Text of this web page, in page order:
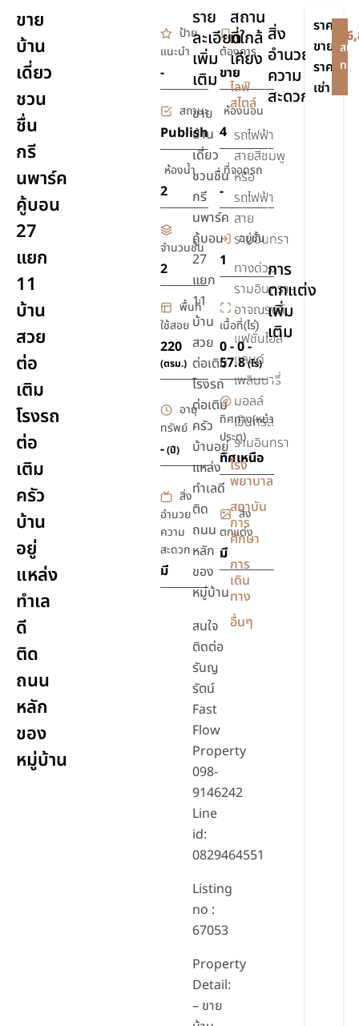
ขาย
บ้าน
เดี่ยว
ชวน
ชื่น
กรี
นพาร์ค
คู้บอน
27
แยก
11
บ้าน
สวย
ต่อ
เติม
โรงรถ
ต่อ
เติม
ครัว
บ้าน
อยู่
แหล่ง
ทำเล
ดี
ติด
ถนน
หลัก
ของ
หมู่บ้าน
ป้าย
แนะนำ
-
ต้องการ
ขาย
สถานะ
Publish
ห้องนอน
4
ห้องน้ำ
2
ที่จอดรถ
-
จำนวนชั้น
2
อยู่ชั้น
1
พื้นที่
ใช้สอย
220
(ตรม.)
เนื้อที่(ไร่)
0 - 0 -
57.8(ไร่)
อายุ
ทรัพย์
-(ปี)
ทิศทาง(หน้า
ประตู)
ทิศเหนือ
สิ่ง
อำนวย
ความ
สะดวก
มี
สิ่ง
ตกแต่ง
มี
ราย
ละเอียด
เพิ่ม
เติม
ขาย
บ้าน
เดี่ยว
ชวนชื่น
กรี
นพาร์ค
คู้บอน
27
แยก
11
บ้าน
สวย
ต่อเติม
โรงรถ
ต่อเติม
ครัว
บ้านอยู่
แหล่ง
ทำเลดี
ติด
ถนน
หลัก
ของ
หมู่บ้าน
สนใจ
ติดต่อ
รันญ
รัตน์
Fast
Flow
Property
098-
9146242
Line
id:
0829464551
Listing
no :
67053
Property
Detail:
– ขาย
สถาน
ที่ใกล้
เคียง
ไลฟ์
สไตล์
รถไฟฟ้า
สายสีชมพู
หรือ
รถไฟฟ้า
สาย
รามอินทรา
ทางด่วน
รามอินทรา-
อาจณรงค์
แฟชั่นไอส์
แลนด์
เพลินนารี่
มอลล์
เซ็นทรัล
รามอินทรา
โรง
พยาบาล
สถาบัน
การ
ศึกษา
การ
เดิน
ทาง
อื่นๆ
สิ่ง
อำนวย
ความ
สะดวก
เครื่อง
ปรับ
อากาศ
รักษา
ความ
24 ชม.
การ
ตกแต่ง
เพิ่ม
เติม
ราคา
ขาย
฿
ราคา
เช่า
สน
ทรั